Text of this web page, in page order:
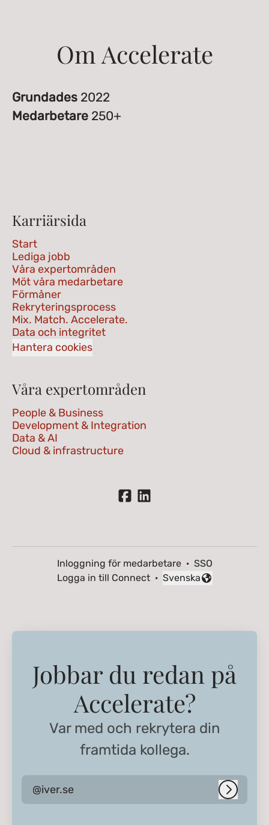
Om Accelerate
Grundades 2022
Medarbetare 250+
Karriärsida
Start
Lediga jobb
Våra expertområden
Möt våra medarbetare
Förmåner
Rekryteringsprocess
Mix. Match. Accelerate.
Data och integritet
Hantera cookies
Våra expertområden
People & Business
Development & Integration
Data & AI
Cloud & infrastructure
Inloggning för medarbetare · SSO
Logga in till Connect ·
Byt språk
Svenska
Jobbar du redan på
Accelerate?
Var med och rekrytera din
framtida kollega.
@iver.se Logga